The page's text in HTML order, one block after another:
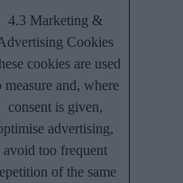
4.3 Marketing &
Cookies
cookies are used
measure and, where
consent is given,
advertising,
avoid too frequent
of the same